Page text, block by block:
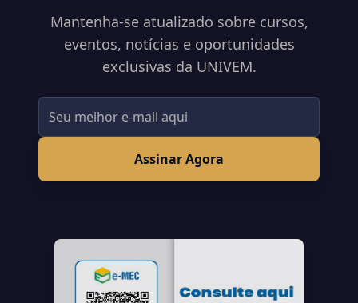
Mantenha-se atualizado sobre cursos,
eventos, notícias e oportunidades
exclusivas da UNIVEM.
Assinar Agora